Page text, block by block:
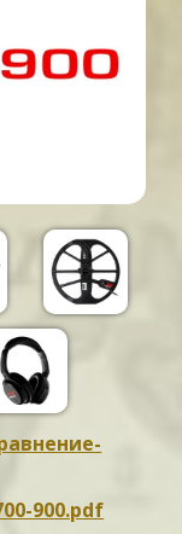
900.pdf